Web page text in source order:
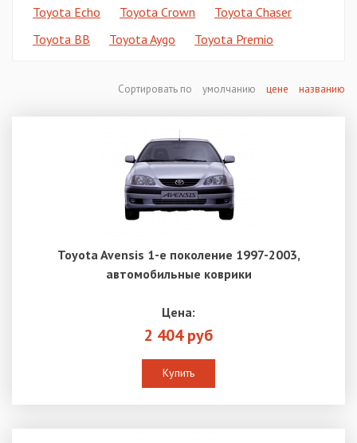
Toyota Echo
Toyota Crown
Toyota Chaser
Toyota BB
Toyota Aygo Toyota Premio
Сортировать по умолчанию цене названию
Toyota Avensis 1-е поколение 1997-2003,
автомобильные коврики
Цена:
2 404 руб
Купить